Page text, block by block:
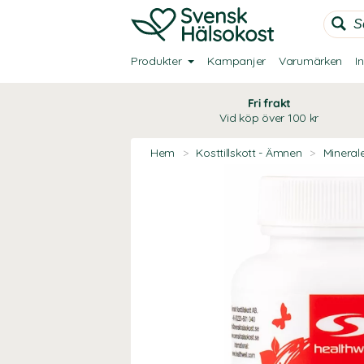
Produkter Kampanjer Varumärken
Fri frakt
Vid köp över 100 kr
Hem > Kosttillskott - Ämnen >